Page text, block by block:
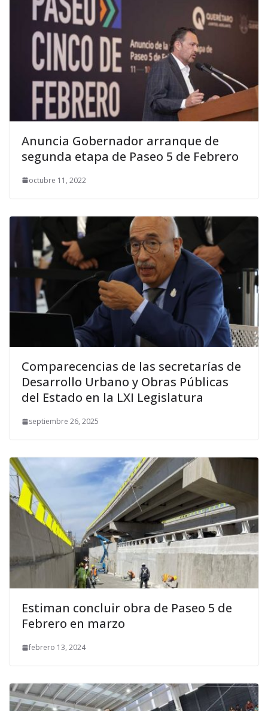
Anuncia Gobernador arranque de
segunda etapa de Paseo 5 de Febrero
octubre 11, 2022
Comparecencias de las secretarías de
Desarrollo Urbano y Obras Públicas
del Estado en la LXI Legislatura
septiembre 26, 2025
Estiman concluir obra de Paseo 5 de
Febrero en marzo
febrero 13, 2024